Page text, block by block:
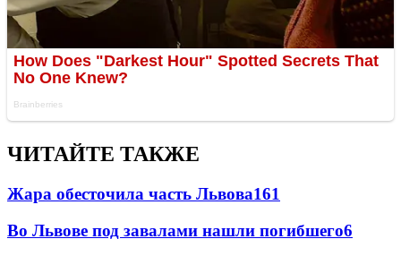
ЧИТАЙТЕ ТАКЖЕ
Жара обесточила часть Львова161
Во Львове под завалами нашли погибшего6